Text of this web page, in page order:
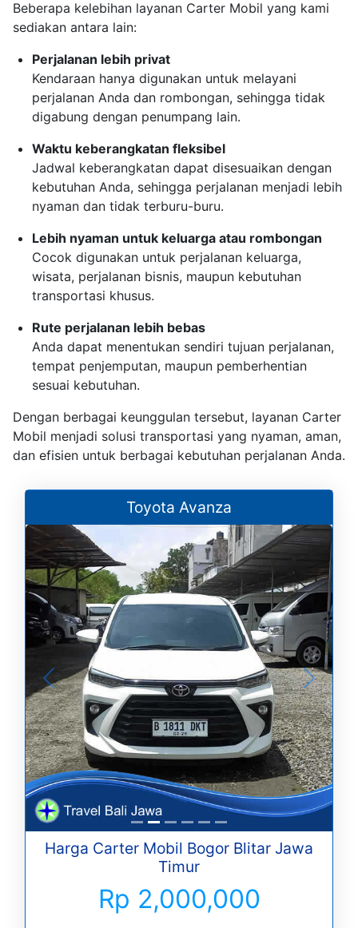
Beberapa kelebihan layanan Carter Mobil yang kami
sediakan antara lain:
Perjalanan lebih privat
Kendaraan hanya digunakan untuk melayani
perjalanan Anda dan rombongan, sehingga tidak
digabung dengan penumpang lain.
Waktu keberangkatan fleksibel
Jadwal keberangkatan dapat disesuaikan dengan
kebutuhan Anda, sehingga perjalanan menjadi lebih
nyaman dan tidak terburu-buru.
Lebih nyaman untuk keluarga atau rombongan
Cocok digunakan untuk perjalanan keluarga,
wisata, perjalanan bisnis, maupun kebutuhan
transportasi khusus.
Rute perjalanan lebih bebas
Anda dapat menentukan sendiri tujuan perjalanan,
tempat penjemputan, maupun pemberhentian
sesuai kebutuhan.
Dengan berbagai keunggulan tersebut, layanan Carter
Mobil menjadi solusi transportasi yang nyaman, aman,
dan efisien untuk berbagai kebutuhan perjalanan Anda.
Toyota Avanza
Harga Carter Mobil Bogor Blitar Jawa
Timur
Rp 2,000,000